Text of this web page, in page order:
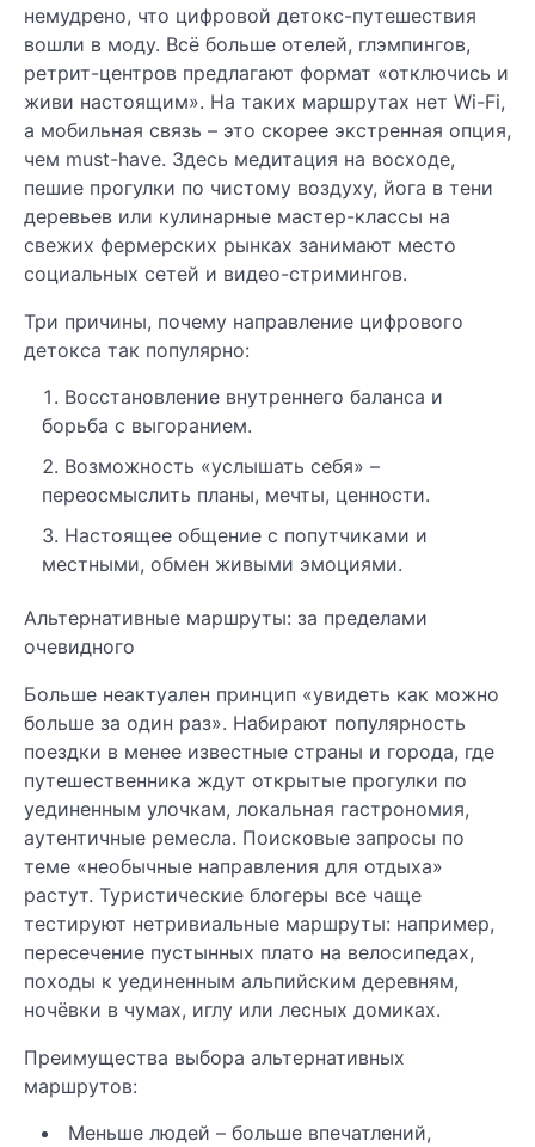
немудрено, что цифровой детокс-путешествия
вошли в моду. Всё больше отелей, глэмпингов,
ретрит-центров предлагают формат «отключись и
живи настоящим». На таких маршрутах нет Wi-Fi,
а мобильная связь – это скорее экстренная опция,
чем must-have. Здесь медитация на восходе,
пешие прогулки по чистому воздуху, йога в тени
деревьев или кулинарные мастер-классы на
свежих фермерских рынках занимают место
социальных сетей и видео-стримингов.
Три причины, почему направление цифрового
детокса так популярно:
Восстановление внутреннего баланса и
борьба с выгоранием.
Возможность «услышать себя» –
переосмыслить планы, мечты, ценности.
Настоящее общение с попутчиками и
местными, обмен живыми эмоциями.
Альтернативные маршруты: за пределами
очевидного
Больше неактуален принцип «увидеть как можно
больше за один раз». Набирают популярность
поездки в менее известные страны и города, где
путешественника ждут открытые прогулки по
уединенным улочкам, локальная гастрономия,
аутентичные ремесла. Поисковые запросы по
теме «необычные направления для отдыха»
растут. Туристические блогеры все чаще
тестируют нетривиальные маршруты: например,
пересечение пустынных плато на велосипедах,
походы к уединенным альпийским деревням,
ночёвки в чумах, иглу или лесных домиках.
Преимущества выбора альтернативных
маршрутов:
Меньше людей – больше впечатлений,